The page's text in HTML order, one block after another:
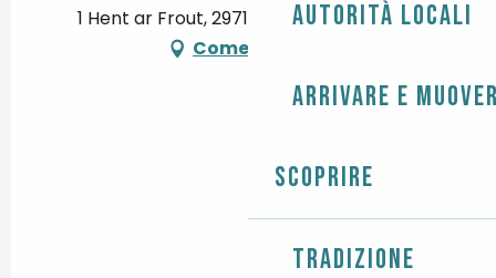
Autorità locali
Arrivare e
Scoprire
Tradizione
1 Hent ar Frout, 29710 Guiler-sur-Goyen
Come arrivare